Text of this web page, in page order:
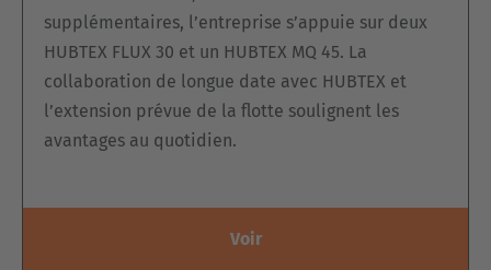
supplémentaires, l’entreprise s’appuie sur deux
HUBTEX FLUX 30 et un HUBTEX MQ 45. La
collaboration de longue date avec HUBTEX et
l’extension prévue de la flotte soulignent les
avantages au quotidien.
Voir